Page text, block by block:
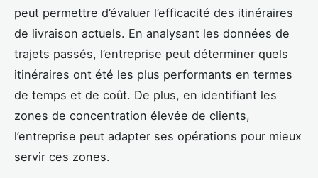
peut permettre d’évaluer l’efficacité des itinéraires
de livraison actuels. En analysant les données de
trajets passés, l’entreprise peut déterminer quels
itinéraires ont été les plus performants en termes
de temps et de coût. De plus, en identifiant les
zones de concentration élevée de clients,
l’entreprise peut adapter ses opérations pour mieux
servir ces zones.